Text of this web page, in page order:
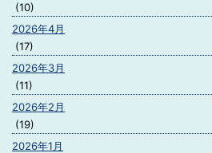
(10)
2026年4月
(17)
2026年3月
(11)
2026年2月
(19)
2026年1月